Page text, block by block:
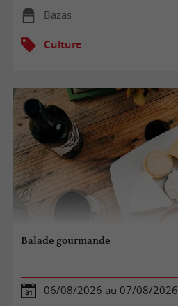
Bazas
Culture
Balade gourmande
06/08/2026 au 07/08/2026